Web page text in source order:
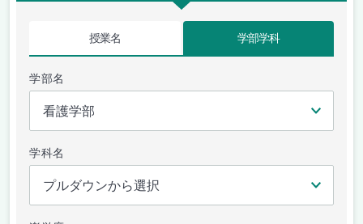
授業名 学部学科
学部名
学科名